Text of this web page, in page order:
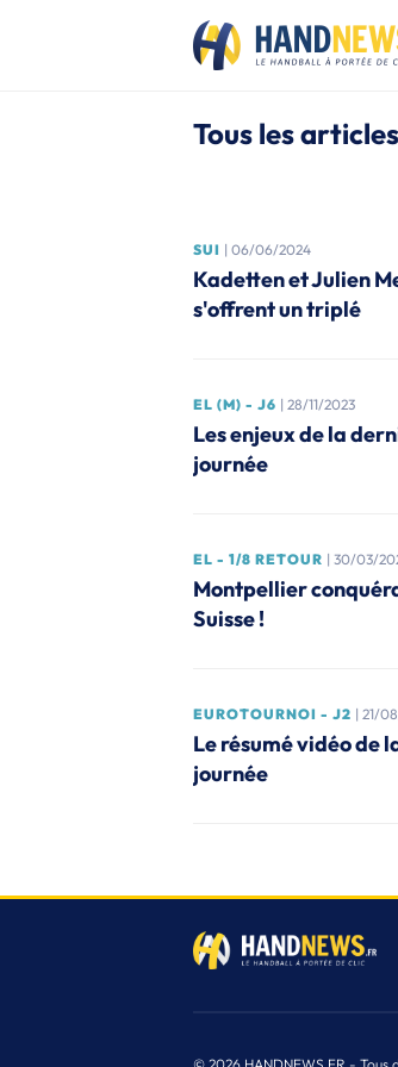
Tous les
SUI | 06/06/2024
Kadetten et Julien
s'offrent un triplé
EL (M) - J6 | 28/11/2023
Les enjeux de la
journée
EL - 1/8 RETOUR | 30/03/
Montpellier
Suisse !
EUROTOURNOI - J2 | 21/
Le résumé vidéo de
journée